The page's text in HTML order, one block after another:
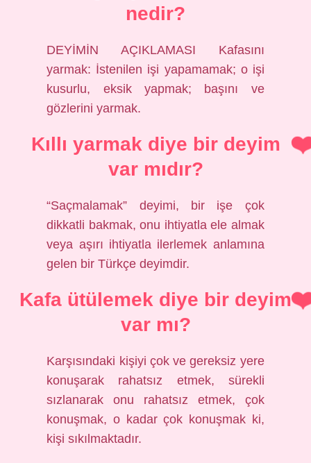
nedir?
DEYİMİN AÇIKLAMASI Kafasını
yarmak: İstenilen işi yapamamak; o işi
kusurlu, eksik yapmak; başını ve
gözlerini yarmak.
Kıllı yarmak diye bir deyim
var mıdır?
“Saçmalamak” deyimi, bir işe çok
dikkatli bakmak, onu ihtiyatla ele almak
veya aşırı ihtiyatla ilerlemek anlamına
gelen bir Türkçe deyimdir.
Kafa ütülemek diye bir deyim
var mı?
Karşısındaki kişiyi çok ve gereksiz yere
konuşarak rahatsız etmek, sürekli
sızlanarak onu rahatsız etmek, çok
konuşmak, o kadar çok konuşmak ki,
kişi sıkılmaktadır.